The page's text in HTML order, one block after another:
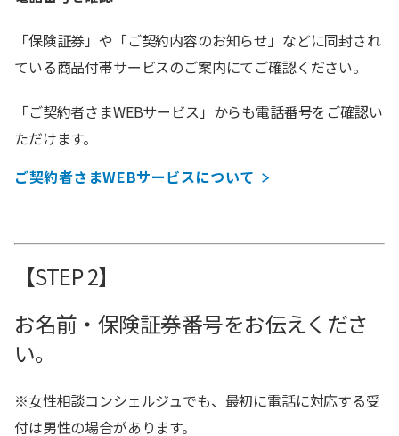
「保険証券」や「ご契約内容のお知らせ」などに同封され
ている商品付帯サービスのご案内にてご確認ください。
「ご契約者さまWEBサービス」からも電話番号をご確認い
ただけます。
ご契約者さまWEBサービスについて
【STEP 2】
お名前・保険証券番号をお伝えくださ
い。
※女性相談コンシェルジュでも、最初に電話に対応する受
付は男性の場合があります。